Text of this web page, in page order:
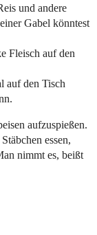
und andere
Gabel könntest
Fleisch auf den
auf den Tisch
aufzuspießen.
essen,
nimmt es, beißt